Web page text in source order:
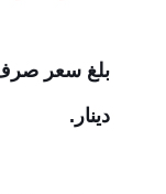
دينار.